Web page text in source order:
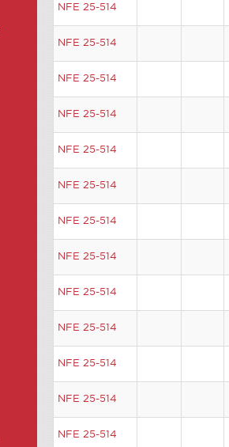
NFE 25-514
NFE 25-514
NFE 25-514
NFE 25-514
NFE 25-514
NFE 25-514
NFE 25-514
NFE 25-514
NFE 25-514
NFE 25-514
NFE 25-514
NFE 25-514
NFE 25-514